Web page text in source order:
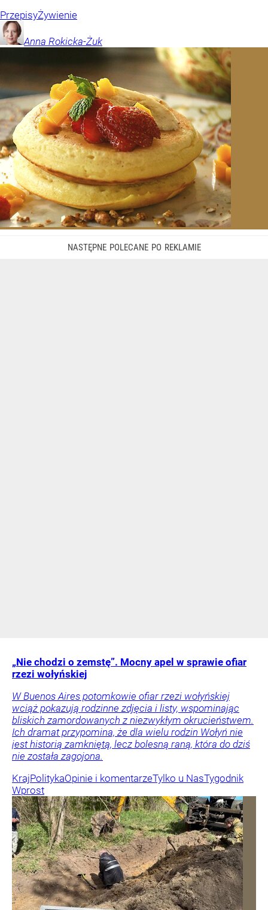
PrzepisyŻywienie
Anna Rokicka-Żuk
„Nie chodzi o zemstę”. Mocny apel w sprawie ofiar
rzezi wołyńskiej
W Buenos Aires potomkowie ofiar rzezi wołyńskiej
wciąż pokazują rodzinne zdjęcia i listy, wspominając
bliskich zamordowanych z niezwykłym okrucieństwem.
Ich dramat przypomina, że dla wielu rodzin Wołyń nie
jest historią zamkniętą, lecz bolesną raną, która do dziś
nie została zagojona.
KrajPolitykaOpinie i komentarzeTylko u NasTygodnik
Wprost